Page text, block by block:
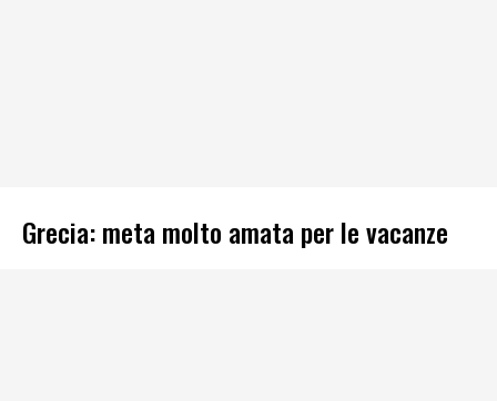
Grecia: meta molto amata per le vacanze